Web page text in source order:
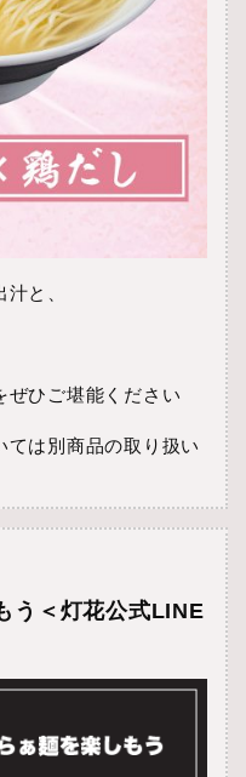
と、
ぜひご堪能ください
は別商品の取り扱い
う＜灯花公式LINE